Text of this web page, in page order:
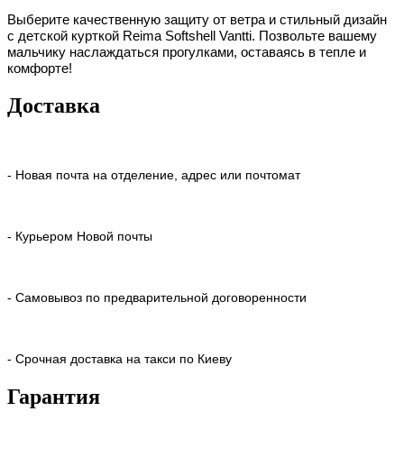
Выберите качественную защиту от ветра и стильный дизайн
с детской курткой Reima Softshell Vantti. Позвольте вашему
мальчику наслаждаться прогулками, оставаясь в тепле и
комфорте!
Доставка
- Новая почта на отделение, адрес или почтомат
- Курьером Новой почты
- Самовывоз по предварительной договоренности
- Срочная доставка на такси по Киеву
Гарантия